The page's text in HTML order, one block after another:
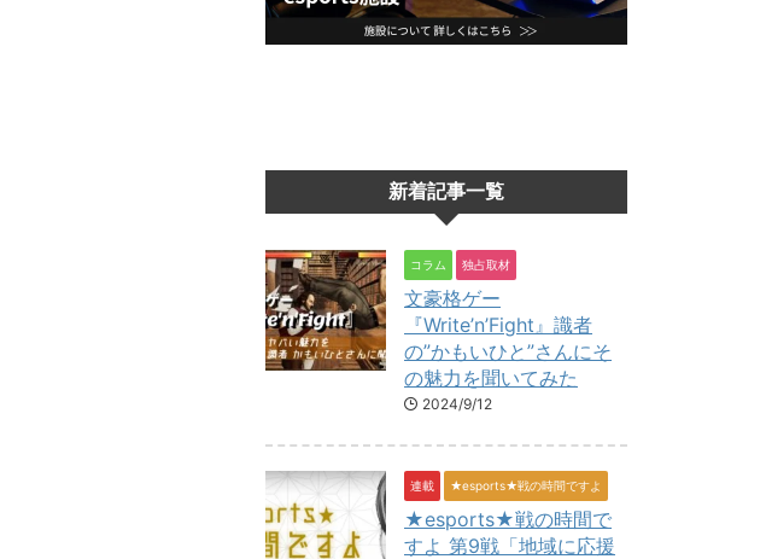
新着記事一覧
コラム 独占取材
文豪格ゲー
『Write’n’Fight』識者
の”かもいひと”さんにそ
の魅力を聞いてみた
2024/9/12
連載 ★esports★戦の時間ですよ
★esports★戦の時間で
すよ 第9戦「地域に応援